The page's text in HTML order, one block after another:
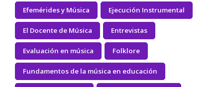
Efemérides y Música Ejecución Instrumental
El Docente de Música Entrevistas
Evaluación en música Folklore
Fundamentos de la música en educación